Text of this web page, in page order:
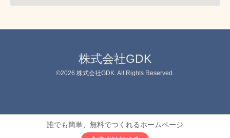
株式会社GDK
©2026 株式会社GDK . All Rights Reserved.
誰でも簡単、無料でつくれるホームページ